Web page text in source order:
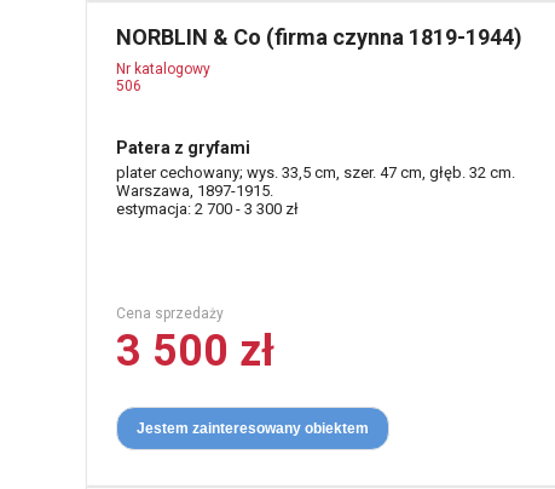
NORBLIN & Co (firma czynna 1819-1944)
Nr katalogowy
506
Patera z gryfami
plater cechowany; wys. 33,5 cm, szer. 47 cm, głęb. 32 cm.
Warszawa, 1897-1915.
estymacja: 2 700 - 3 300 zł
Cena sprzedaży
3 500 zł
Jestem zainteresowany obiektem